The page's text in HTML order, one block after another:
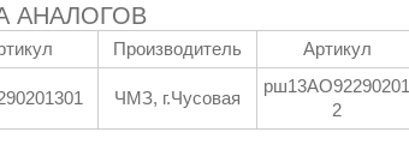
АНАЛОГОВ
Производитель Артикул
ЧМЗ, г.Чусовая
рш13АО92290201
2